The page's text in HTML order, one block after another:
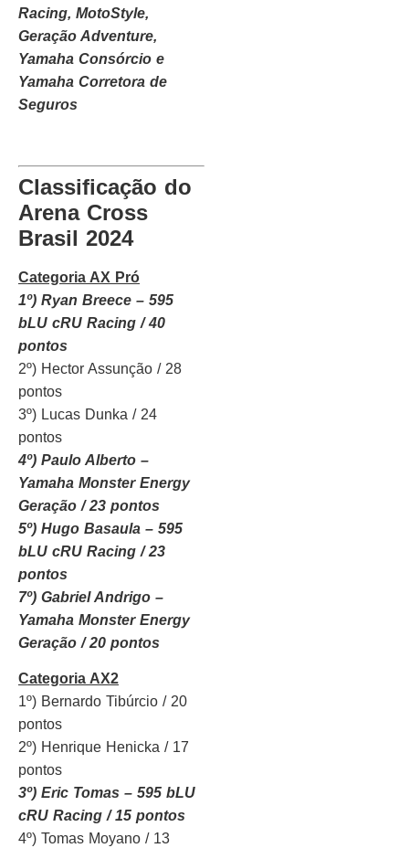
Racing, MotoStyle,
Geração Adventure,
Yamaha Consórcio e
Yamaha Corretora de
Seguros
Classificação do
Arena Cross
Brasil 2024
Categoria AX Pró
1º) Ryan Breece – 595
bLU cRU Racing / 40
pontos
2º) Hector Assunção / 28
pontos
3º) Lucas Dunka / 24
pontos
4º) Paulo Alberto –
Yamaha Monster Energy
Geração / 23 pontos
5º) Hugo Basaula – 595
bLU cRU Racing / 23
pontos
7º) Gabriel Andrigo –
Yamaha Monster Energy
Geração / 20 pontos
Categoria AX2
1º) Bernardo Tibúrcio / 20
pontos
2º) Henrique Henicka / 17
pontos
3º) Eric Tomas – 595 bLU
cRU Racing / 15 pontos
4º) Tomas Moyano / 13